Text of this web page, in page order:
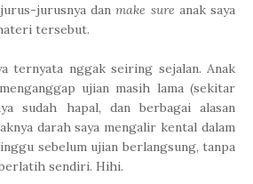
jurusnya danmake sure anak saya
tersebut.
ternyata nggak seiring sejalan. Anak
ujian masih lama (sekitar
sudah hapal, dan berbagai alasan
darah saya mengalir kental dalam
sebelum ujian berlangsung, tanpa
sendiri. Hihi.